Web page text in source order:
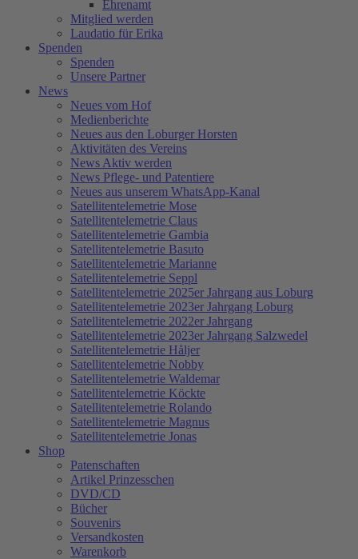
Ehrenamt
Mitglied werden
Laudatio für Erika
Spenden
Spenden
Unsere Partner
News
Neues vom Hof
Medienberichte
Neues aus den Loburger Horsten
Aktivitäten des Vereins
News Aktiv werden
News Pflege- und Patentiere
Neues aus unserem WhatsApp-Kanal
Satellitentelemetrie Mose
Satellitentelemetrie Claus
Satellitentelemetrie Gambia
Satellitentelemetrie Basuto
Satellitentelemetrie Marianne
Satellitentelemetrie Seppl
Satellitentelemetrie 2025er Jahrgang aus Loburg
Satellitentelemetrie 2023er Jahrgang Loburg
Satellitentelemetrie 2022er Jahrgang
Satellitentelemetrie 2023er Jahrgang Salzwedel
Satellitentelemetrie Håljer
Satellitentelemetrie Nobby
Satellitentelemetrie Waldemar
Satellitentelemetrie Köckte
Satellitentelemetrie Rolando
Satellitentelemetrie Magnus
Satellitentelemetrie Jonas
Shop
Patenschaften
Artikel Prinzesschen
DVD/CD
Bücher
Souvenirs
Versandkosten
Warenkorb